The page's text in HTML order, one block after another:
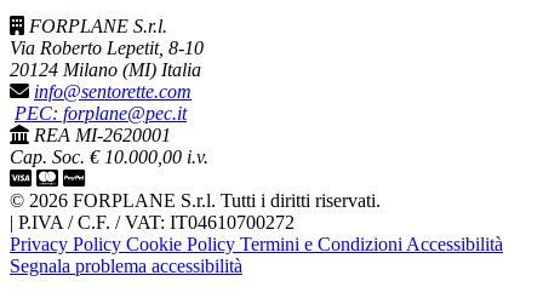
FORPLANE S.r.l.
Via Roberto Lepetit, 8-10
20124 Milano (MI) Italia
info@sentorette.com
PEC: forplane@pec.it
REA MI-2620001
Cap. Soc. € 10.000,00 i.v.
© 2026 FORPLANE S.r.l. Tutti i diritti riservati.
| P.IVA / C.F. / VAT: IT04610700272
Privacy Policy Cookie Policy Termini e Condizioni Accessibilità
Segnala problema accessibilità